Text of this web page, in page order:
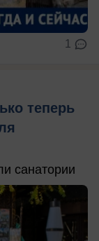
1
теперь
санатории